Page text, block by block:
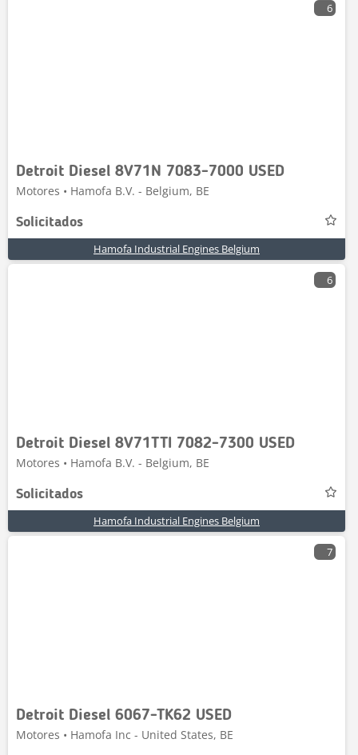
6
Detroit Diesel 8V71N 7083-7000 USED
Motores • Hamofa B.V. - Belgium, BE
Solicitados
Hamofa Industrial Engines Belgium
6
Detroit Diesel 8V71TTI 7082-7300 USED
Motores • Hamofa B.V. - Belgium, BE
Solicitados
Hamofa Industrial Engines Belgium
7
Detroit Diesel 6067-TK62 USED
Motores • Hamofa Inc - United States, BE